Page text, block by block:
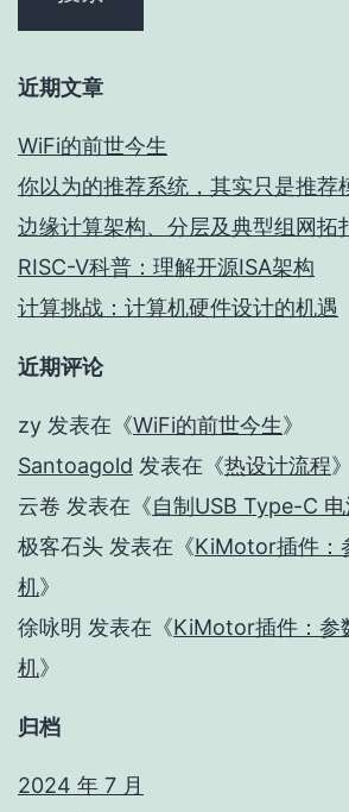
近期文章
WiFi的前世今生
你以为的推荐系统，其实只是推荐
边缘计算架构、分层及典型组网拓
RISC-V科普：理解开源ISA架构
计算挑战：计算机硬件设计的机遇
近期评论
zy 发表在《WiFi的前世今生》
Santoagold 发表在《热设计流程》
云卷 发表在《自制USB Type-C
极客石头 发表在《KiMotor插件：
机》
徐咏明 发表在《KiMotor插件：参
机》
归档
2024 年 7 月